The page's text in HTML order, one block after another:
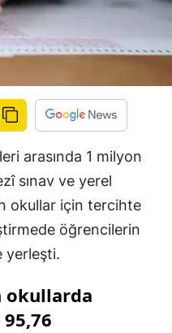
arasında 1 milyon
sınav ve yerel
okullar için tercihte
öğrencilerin
yerleşti.
okullarda